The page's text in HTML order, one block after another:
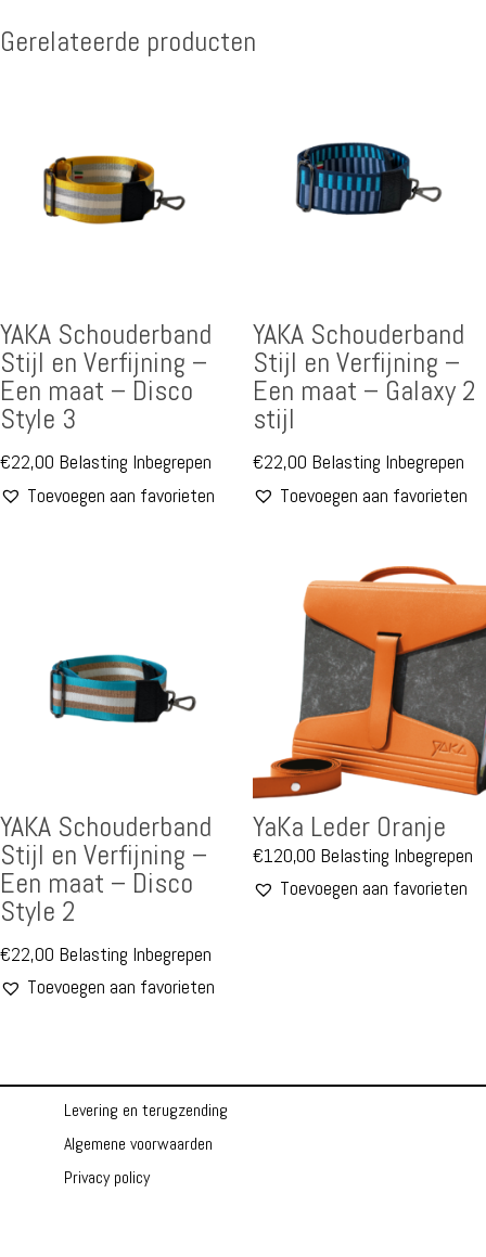
Gerelateerde producten
YAKA Schouderband
Stijl en Verfijning –
Een maat – Disco
Style 3
€22,00 Belasting Inbegrepen
Toevoegen aan favorieten
YAKA Schouderband
Stijl en Verfijning –
Een maat – Galaxy 2
stijl
€22,00 Belasting Inbegrepen
Toevoegen aan favorieten
YAKA Schouderband
Stijl en Verfijning –
Een maat – Disco
Style 2
€22,00 Belasting Inbegrepen
Toevoegen aan favorieten
YaKa Leder Oranje
€120,00 Belasting Inbegrepen
Toevoegen aan favorieten
Levering en terugzending
Algemene voorwaarden
Privacy policy